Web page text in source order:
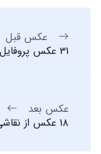
عکس قبل
31 عکس پروفایل گرگ غمگین با حس و حال خاص
عکس بعد
18 عکس از نقاشی زیبا و طراحی های خلاقانه